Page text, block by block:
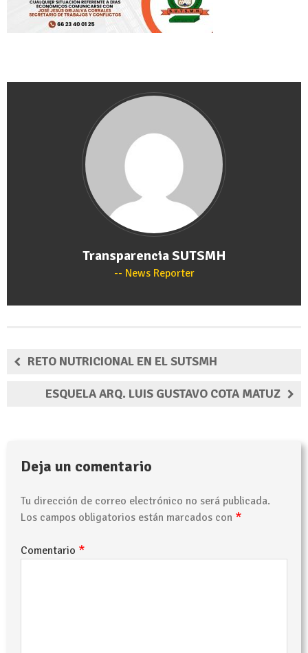
Transparencia SUTSMH
News Reporter
RETO NUTRICIONAL EN EL SUTSMH
ESQUELA ARQ. LUIS GUSTAVO COTA MATUZ
Deja un comentario
Tu dirección de correo electrónico no será publicada.
Los campos obligatorios están marcados con *
Comentario *